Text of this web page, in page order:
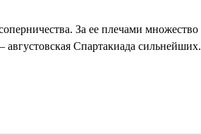
За ее плечами множество
Спартакиада сильнейших.